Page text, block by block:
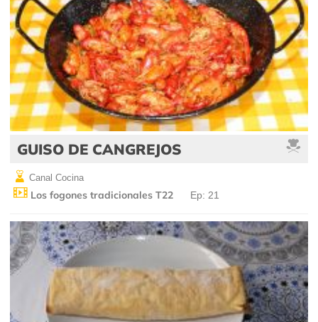
GUISO DE CANGREJOS
Canal Cocina
Los fogones tradicionales T22 Ep: 21